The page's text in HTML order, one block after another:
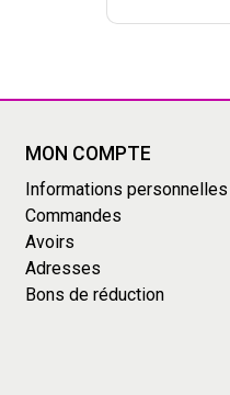
MON COMPTE
Informations personnelles
Commandes
Avoirs
Adresses
Bons de réduction